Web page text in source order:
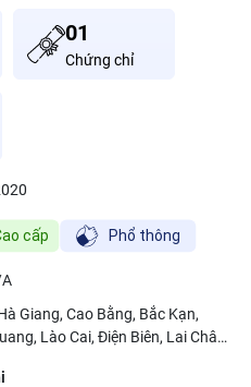
01
Chứng chỉ
Giang, Cao Bằng, Bắc Kạn,
Lào Cai, Điện Biên, Lai Châu,
Quảng Ninh, Bắc Giang, Phú